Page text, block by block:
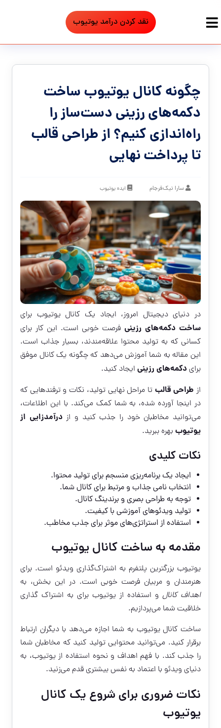
نقد کردن درآمد یوتیوب
چگونه کانال یوتیوب ساخت
دکمه‌های رزینی دست‌ساز را
راه‌اندازی کنیم؟ از طراحی قالب
تا پرداخت نهایی
سارا نیک‌فرجام ایده یوتیوب
در دنیای دیجیتال امروز، ایجاد یک کانال یوتیوب برای
ساخت دکمه‌های رزینی فرصت خوبی است. این کار برای
کسانی که به تولید محتوا علاقه‌مندند، بسیار جذاب است.
این مقاله به شما آموزش می‌دهد که چگونه یک کانال موفق
برای دکمه‌های رزینی ایجاد کنید.
از طراحی قالب تا مراحل نهایی تولید، نکات و ترفندهایی که
در اینجا آورده شده، به شما کمک می‌کند. با این اطلاعات،
می‌توانید مخاطبان خود را جذب کنید و از درآمدزایی از
یوتیوب بهره ببرید.
نکات کلیدی
ایجاد یک برنامه‌ریزی منسجم برای تولید محتوا.
انتخاب نامی جذاب و مرتبط برای کانال شما.
توجه به طراحی بصری و برندینگ کانال.
تولید ویدئوهای آموزشی با کیفیت.
استفاده از استراتژی‌های موثر برای جذب مخاطب.
مقدمه به ساخت کانال یوتیوب
یوتیوب بزرگترین پلتفرم به اشتراک‌گذاری ویدئو است. برای
هنرمندان و مربیان فرصت خوبی است. در این بخش، به
اهداف کانال و استفاده از یوتیوب برای به اشتراک گذاری
خلاقیت شما می‌پردازیم.
ساخت کانال یوتیوب به شما اجازه می‌دهد با دیگران ارتباط
برقرار کنید. می‌توانید محتوایی تولید کنید که مخاطبان شما
را جذب کند. با فهم اهداف و نحوه استفاده از یوتیوب، به
دنیای ویدئو با اعتماد به نفس بیشتری قدم می‌زنید.
نکات ضروری برای شروع یک کانال
یوتیوب